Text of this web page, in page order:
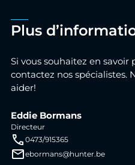
Plus
Si vous souhaitez en savoir
contactez nos spécialistes.
aider!
Eddie Bormans
Directeur
0473/915365
ebormans@hunter.be